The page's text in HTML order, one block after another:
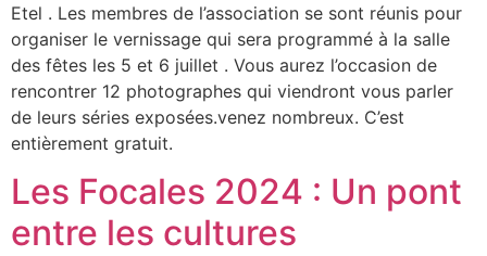
Etel . Les membres de l’association se sont réunis pour
organiser le vernissage qui sera programmé à la salle
des fêtes les 5 et 6 juillet . Vous aurez l’occasion de
rencontrer 12 photographes qui viendront vous parler
de leurs séries exposées.venez nombreux. C’est
entièrement gratuit.
Les Focales 2024 : Un pont
entre les cultures